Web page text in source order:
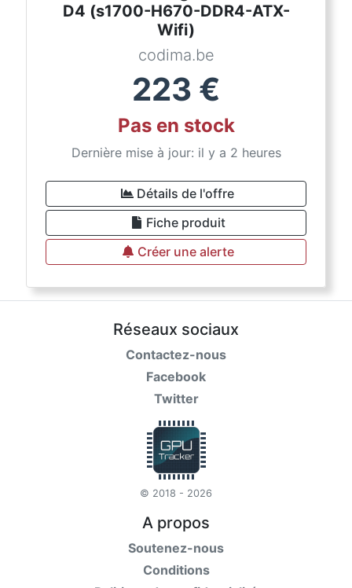
D4 (s1700-H670-DDR4-ATX-
Wifi)
codima.be
223 €
Pas en stock
Dernière mise à jour: il y a 2 heures
Détails de l'offre
Fiche produit
Créer une alerte
Réseaux sociaux
Contactez-nous
Facebook
Twitter
© 2018 - 2026
A propos
Soutenez-nous
Conditions